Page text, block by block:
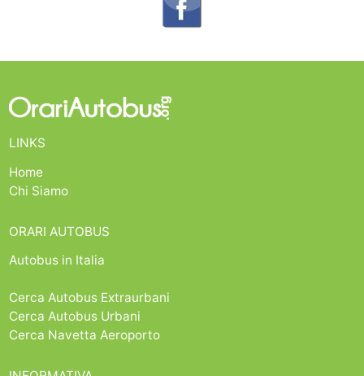
LINKS
Home
Chi Siamo
ORARI AUTOBUS
Autobus in Italia
Cerca Autobus Extraurbani
Cerca Autobus Urbani
Cerca Navetta Aeroporto